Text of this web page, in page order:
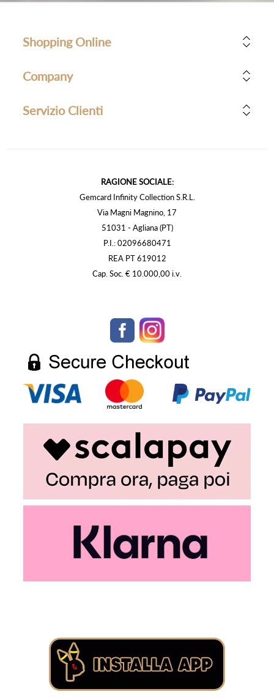
Shopping Online
Company
Servizio Clienti
RAGIONE SOCIALE:
Gemcard Infinity Collection S.R.L.
Via Magni Magnino, 17
51031 - Agliana (PT)
P.I.: 02096680471
REA PT 619012
Cap. Soc. € 10.000,00 i.v.